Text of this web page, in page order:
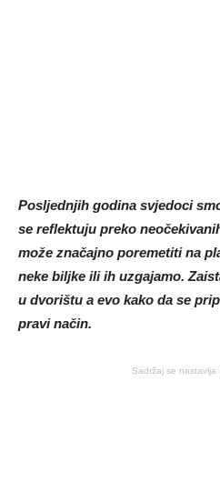
Posljednjih godina svjedoci
se reflektuju preko
može značajno poremetiti na
neke biljke ili ih uzgajamo.
u dvorištu a evo kako da se
pravi način.
Sadržaj se nastavlja